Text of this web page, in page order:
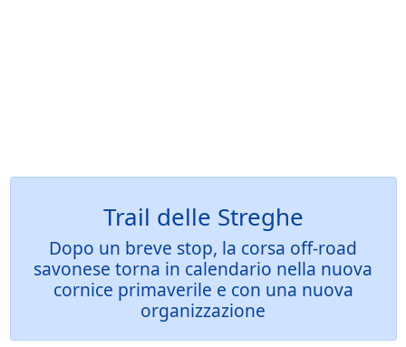
Trail delle Streghe
Dopo un breve stop, la corsa off-road
savonese torna in calendario nella nuova
cornice primaverile e con una nuova
organizzazione